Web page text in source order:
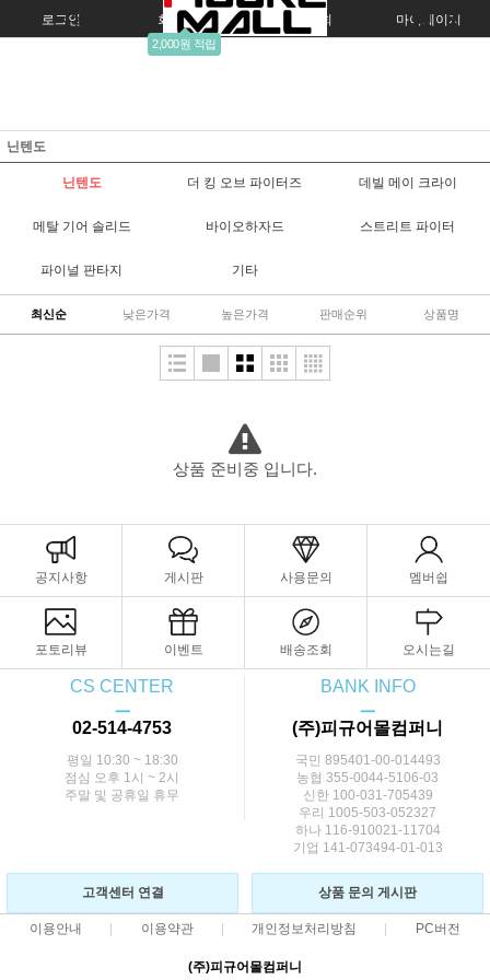
로그인 회원가입
2,000원 적립
주문조회 마이페이지
닌텐도
닌텐도 더 킹 오브 파이터즈 데빌 메이 크라이
메탈 기어 솔리드 바이오하자드 스트리트 파이터
파이널 판타지 기타
최신순 낮은가격 높은가격 판매순위 상품명
상품 준비중 입니다.
공지사항 게시판 사용문의 멤버쉽
포토리뷰 이벤트 배송조회 오시는길
CS CENTER
ㅡ
02-514-4753
평일 10:30 ~ 18:30
점심 오후 1시 ~ 2시
주말 및 공휴일 휴무
BANK INFO
ㅡ
(주)피규어몰컴퍼니
국민 895401-00-014493
농협 355-0044-5106-03
신한 100-031-705439
우리 1005-503-052327
하나 116-910021-11704
기업 141-073494-01-013
고객센터 연결 상품 문의 게시판
이용안내 이용약관 개인정보처리방침 PC버전
(주)피규어몰컴퍼니